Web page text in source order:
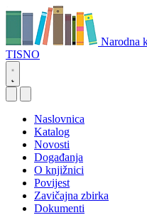
Narodna
TISNO
Naslovnica
Katalog
Novosti
Događanja
O knjižnici
Povijest
Zavičajna zbirka
Dokumenti